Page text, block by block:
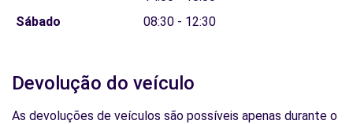
Sábado
08:30 - 12:30
Devolução do veículo
As devoluções de veículos são possíveis apenas durante o